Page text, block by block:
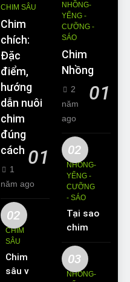
CHIM SÂU
Chim
chích:
Đặc
điểm,
hướng
dẫn nuôi
chim
đúng
cách 01
1
năm ago
02
CHIM
SÂU
Chim
sâu và
NHỒNG-
YỂNG -
CƯỠNG -
SÁO
Chim
Nhồng
01
2
năm
ago
02
NHỒNG-
YỂNG -
CƯỠNG
- SÁO
Tại sao
chim
Sáo lại
được
yêu
03
NHỒNG-